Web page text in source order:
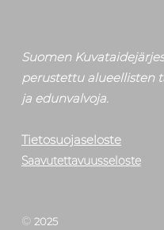
Suomen
perustettu alueellisten
ja edunvalvoja.
Tietosuojaseloste
Saavutettavuusseloste
© 2025